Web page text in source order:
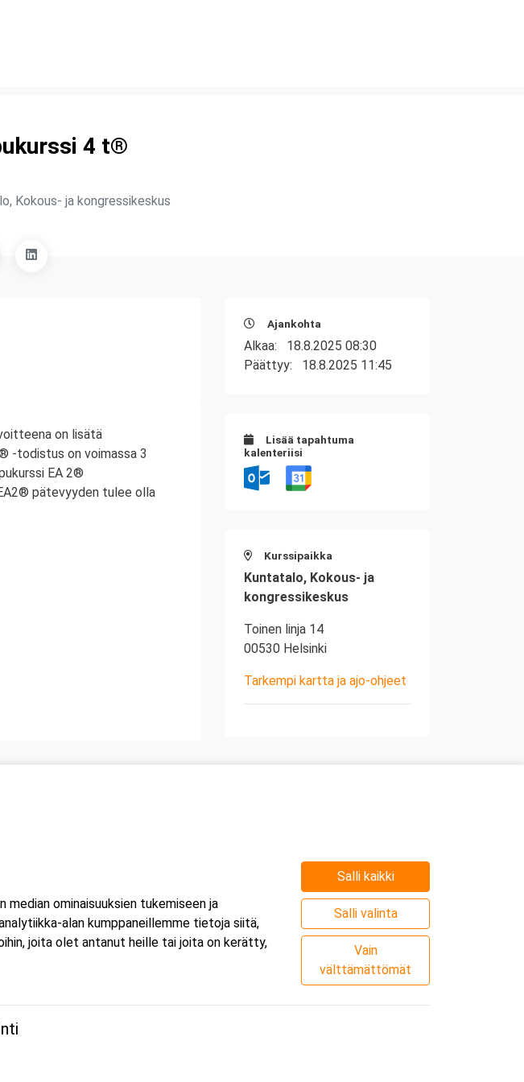
4 t®
Kokous- ja kongressikeskus
on lisätä
-todistus on voimassa 3
EA 2®
pätevyyden tulee olla
Ajankohta
Alkaa: 18.8.2025 08:30
Päättyy: 18.8.2025 11:45
Lisää tapahtuma
kalenteriisi
Kurssipaikka
Kuntatalo, Kokous- ja
kongressikeskus
Toinen linja 14
00530 Helsinki
Tarkempi kartta ja ajo-ohjeet
ominaisuuksien tukemiseen ja
alan kumppaneillemme tietoja siitä,
joita olet antanut heille tai joita on kerätty,
Salli kaikki
Salli valinta
Vain
välttämättömät